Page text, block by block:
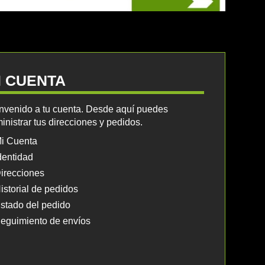
CUENTA
a tu cuenta. Desde aquí puedes
tus direcciones y pedidos.
Cuenta
de pedidos
del pedido
de envíos